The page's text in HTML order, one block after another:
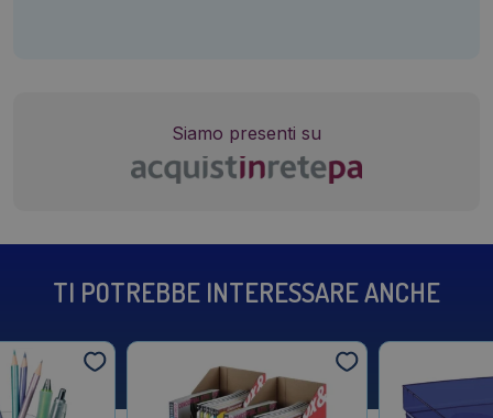
Siamo presenti su
TI POTREBBE INTERESSARE ANCHE